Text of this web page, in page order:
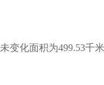
变化面积为499.53